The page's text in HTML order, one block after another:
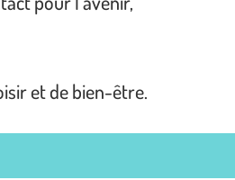
et de bien-être.